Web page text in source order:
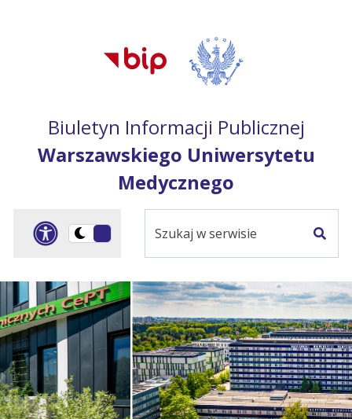
głównego menu
serwisu
Biuletyn Informacji Publicznej
Warszawskiego Uniwersytetu
Medycznego
Panel dostosowania
Przełącz
ciemną
serwisie